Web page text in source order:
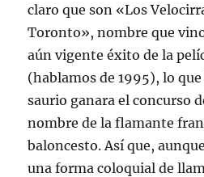
claro que son «Los
Toronto», nombre que
aún vigente éxito de la
(hablamos de 1995), lo
saurio ganara el concurso
nombre de la flamante
baloncesto. Así que,
una forma coloquial de